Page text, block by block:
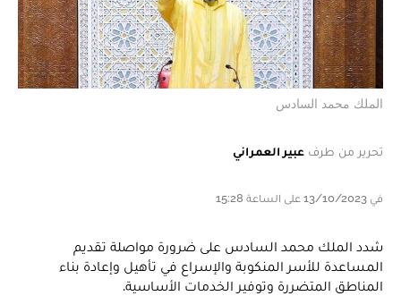
الملك محمد السادس
تحرير من طرف عبير العمراني
في 13/10/2023 على الساعة 15:28
شدد الملك محمد السادس على ضرورة مواصلة تقديم
المساعدة للأسر المنكوبة والإسراع في تأهيل وإعادة بناء
المناطق المتضررة وتوفير الخدمات الأساسية.